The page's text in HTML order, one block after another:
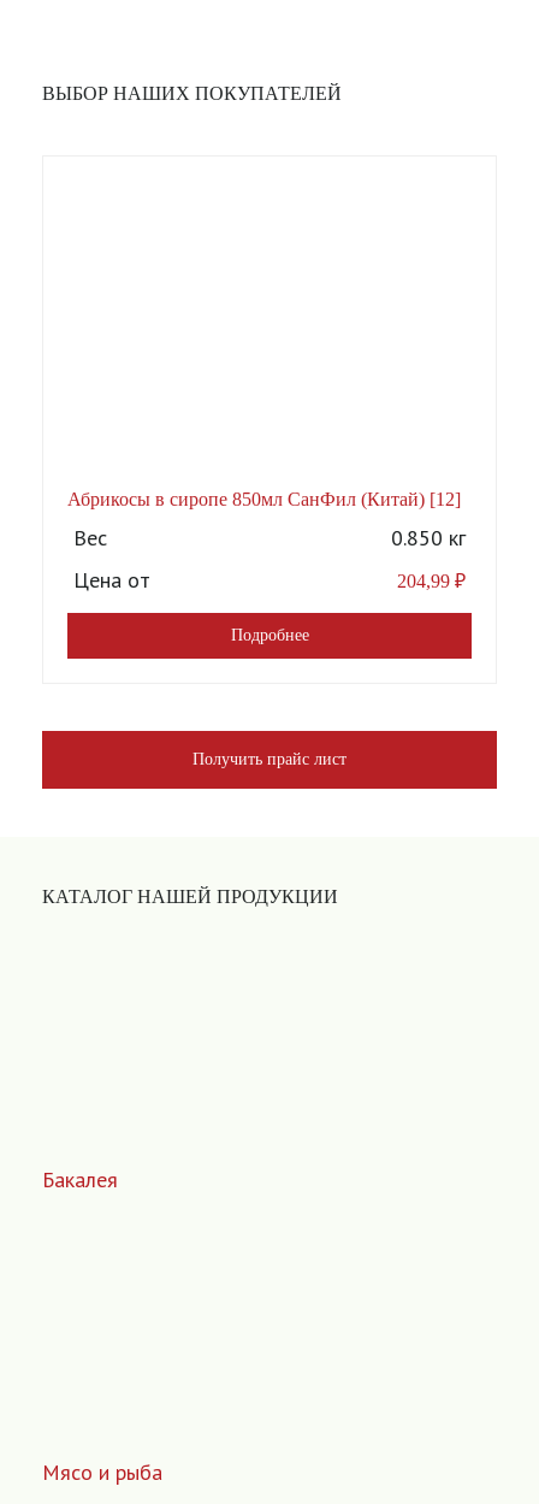
ВЫБОР НАШИХ ПОКУПАТЕЛЕЙ
Абрикосы в сиропе 850мл СанФил (Китай) [12]
Вес
0.850 кг
Цена от
204,99 ₽
Подробнее
Получить прайс лист
КАТАЛОГ НАШЕЙ ПРОДУКЦИИ
Бакалея
Мясо и рыба